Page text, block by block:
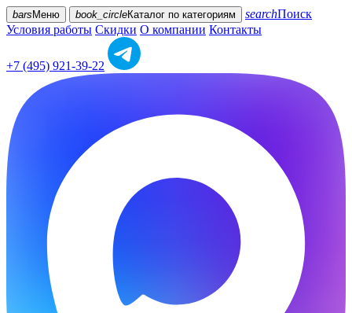
bars Меню book_circleКаталог по категориям searchПоиск
Условия работы Скидки О компании Контакты
+7 (495) 921-39-22